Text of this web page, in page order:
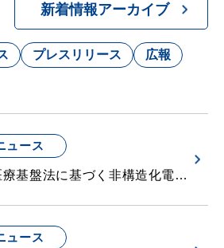
プレスリリース
広報
新着情報アーカイブ
ュース
【論文】「次世代医療基盤法に基づく非構造化電子カルテ情報を用いた生存アウトカム再構築の実現可能性：非小細胞肺がんに対するアテゾリズマブ治療の後ろ向きコホート研究」について、岡本里香（TRI 学術研究支援室・医療開発研究グループ・デジタルイノベーショングループ所属）が共著者として、Drugs – Real World Outcomes 誌に掲載されました。
ュース